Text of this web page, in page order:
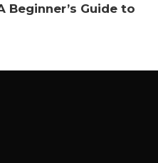
Beginner’s Guide to